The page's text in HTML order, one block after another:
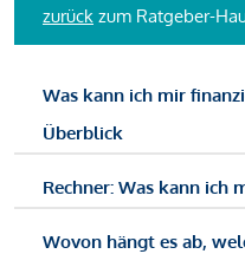
zurück zum Ratgeber-
Was kann ich mir
Überblick
Rechner: Was kann ich
Wovon hängt es ab,